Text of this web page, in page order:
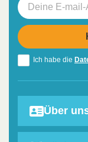
Ich habe die
Über